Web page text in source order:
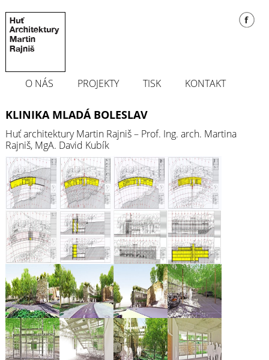
O NÁS PROJEKTY TISK KONTAKT
KLINIKA MLADÁ BOLESLAV
Huť architektury Martin Rajniš – Prof. Ing. arch. Martina
Rajniš, MgA. David Kubík